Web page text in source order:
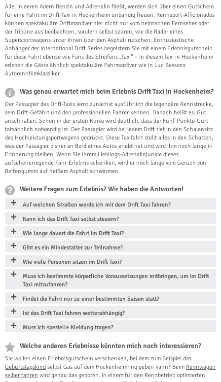
Alle, in deren Adern Benzin und Adrenalin fließt, werden sich über einen Gutschein
für eine Fahrt im Drift-Taxi in Hockenheim unbändig freuen. Rennsport-Afficionados
können spektakuläre Driftmanöver hier nicht nur vom heimischen Fernseher oder
der Tribüne aus beobachten, sondern selbst spüren, wie die Räder eines
Supersportwagens unter ihnen über den Asphalt rutschen. Enthusiastische
Anhänger der International Drift Series begeistern Sie mit einem Erlebnisgutschein
für diese Fahrt ebenso wie Fans des Streifens „Taxi“ – In diesem Taxi in Hockenheim
erleben die Gäste ähnlich spektakuläre Fahrmanöver wie in Luc Bessons
Autorennfilmklassiker.
Was genau erwartet mich beim Erlebnis Drift Taxi in Hockenheim?
Der Passagier des Drift-Taxis lernt zunächst ausführlich die legendäre Rennstrecke,
sein Drift-Gefährt und den professionellen Fahrer kennen. Danach heißt es: Gut
anschnallen. Schon in der ersten Kurve wird deutlich, dass der Fünf-Punkte-Gurt
tatsächlich notwendig ist. Der Passagier wird bei jedem Drift tief in den Schalensitz
des Hochleistungsportwagens gedrückt. Diese Taxifahrt stellt alles in den Schatten,
was der Passagier bisher an Bord eines Autos erlebt hat und wird ihm noch lange in
Erinnerung bleiben. Wenn Sie Ihrem Lieblings-Adrenalinjunkie dieses
aufsehenerregende Fahr-Erlebnis schenken, wird er noch lange vom Geruch von
Reifengummi auf heißem Asphalt schwärmen.
Weitere Fragen zum Erlebnis? Wir haben die Antworten!
Auf welchen Straßen werde ich mit dem Drift Taxi fahren?
Kann ich das Drift Taxi selbst steuern?
Wie lange dauert die Fahrt im Drift Taxi?
Gibt es ein Mindestalter zur Teilnahme?
Wie viele Personen sitzen im Drift Taxi?
Muss ich bestimmte körperliche Voraussetzungen mitbringen, um im Drift
Taxi mitzufahren?
Findet die Fahrt nur zu einer bestimmten Saison statt?
Ist das Drift Taxi fahren wetterabhängig?
Muss ich spezielle Kleidung tragen?
Welche anderen Erlebnisse könnten mich noch interessieren?
Sie wollen einen Erlebnisgutschein verschenken, bei dem zum Beispiel das
Geburtstagskind selbst Gas auf dem Hockenheimring geben kann? Beim Rennwagen
selber fahren wird genau das geboten. In einem für den Rennbetrieb optimierten